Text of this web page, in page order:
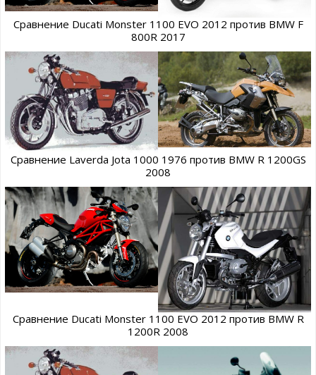
Сравнение Ducati Monster 1100 EVO 2012 против BMW F
800R 2017
Сравнение Laverda Jota 1000 1976 против BMW R 1200GS
2008
Сравнение Ducati Monster 1100 EVO 2012 против BMW R
1200R 2008